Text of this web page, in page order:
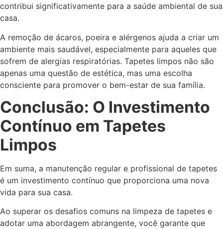
contribui significativamente para a saúde ambiental de sua
casa.
A remoção de ácaros, poeira e alérgenos ajuda a criar um
ambiente mais saudável, especialmente para aqueles que
sofrem de alergias respiratórias. Tapetes limpos não são
apenas uma questão de estética, mas uma escolha
consciente para promover o bem-estar de sua família.
Conclusão: O Investimento
Contínuo em Tapetes
Limpos
Em suma, a manutenção regular e profissional de tapetes
é um investimento contínuo que proporciona uma nova
vida para sua casa.
Ao superar os desafios comuns na limpeza de tapetes e
adotar uma abordagem abrangente, você garante que